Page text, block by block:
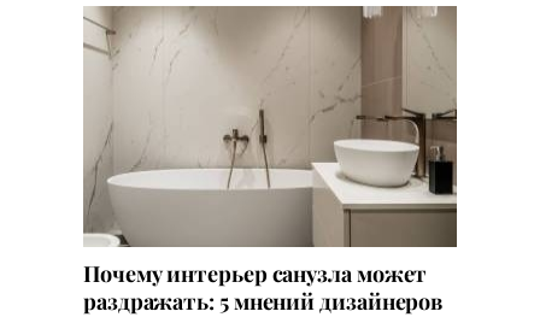
Почему интерьер санузла может
раздражать: 5 мнений дизайнеров